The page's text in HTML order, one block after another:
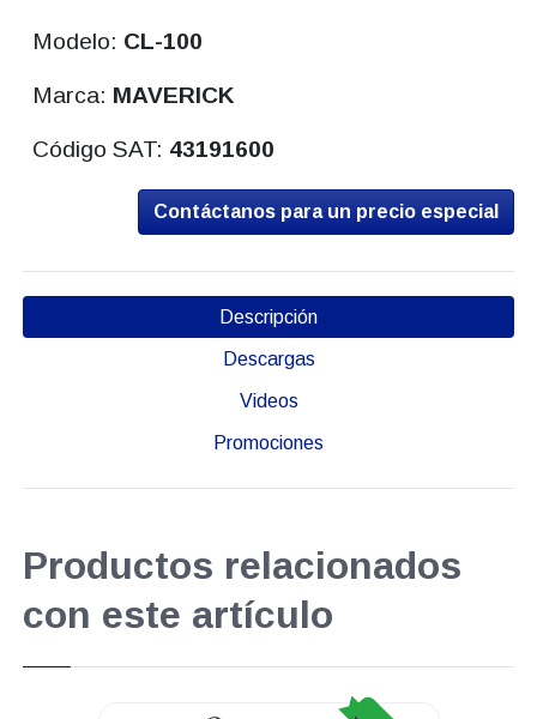
Modelo: CL-100
Marca: MAVERICK
Código SAT: 43191600
Contáctanos para un precio especial
Descripción
Descargas
Videos
Promociones
Productos relacionados
con este artículo